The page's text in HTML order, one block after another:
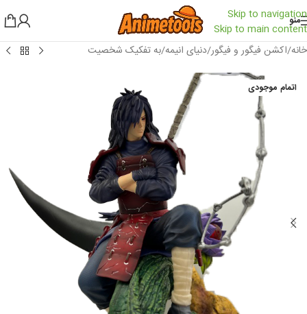
Skip to navigation
Skip to main content
منو
خانه/اکشن فیگور و فیگور/دنیای انیمه/به تفکیک شخصیت
اتمام موجودی